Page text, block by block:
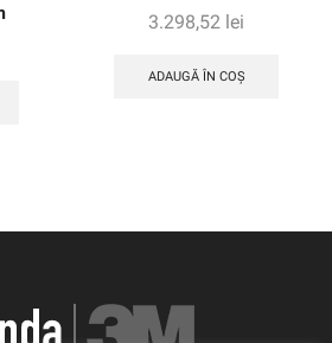
3.298,52 lei
ADAUGĂ ÎN COȘ